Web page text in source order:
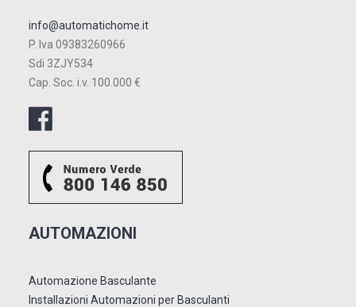
info@automatichome.it
P. Iva 09383260966
Sdi 3ZJY534
Cap. Soc. i.v. 100.000 €
AUTOMAZIONI
Automazione Basculante
Installazioni Automazioni per Basculanti